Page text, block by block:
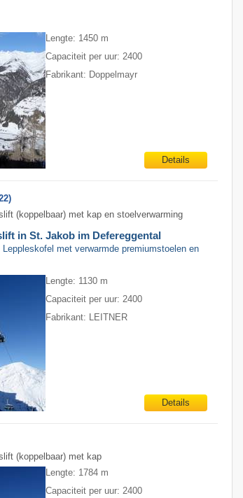
Lengte: 1450 m
Capaciteit per uur: 2400
Fabrikant: Doppelmayr
Details
(koppelbaar) met kap en stoelverwarming
in St. Jakob im Defereggental
met verwarmde premiumstoelen en
Lengte: 1130 m
Capaciteit per uur: 2400
Fabrikant: LEITNER
Details
(koppelbaar) met kap
Lengte: 1784 m
Capaciteit per uur: 2400